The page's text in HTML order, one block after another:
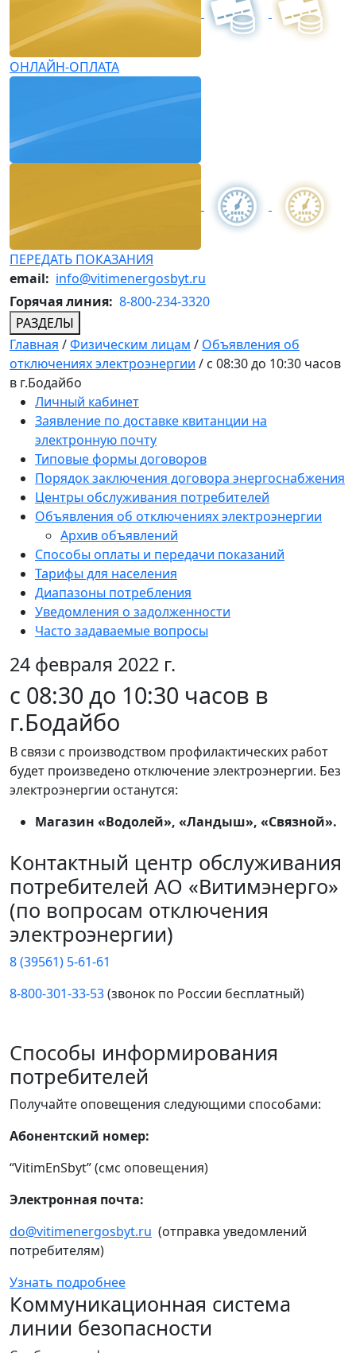
ОНЛАЙН-ОПЛАТА
ПЕРЕДАТЬ ПОКАЗАНИЯ
email: info@vitimenergosbyt.ru
Горячая линия: 8-800-234-3320
РАЗДЕЛЫ
Главная /Физическим лицам / Объявления об
отключениях электроэнергии / c 08:30 до 10:30 часов
в г.Бодайбо
Личный кабинет
Заявление по доставке квитанции на
электронную почту
Типовые формы договоров
Порядок заключения договора энергоснабжения
Центры обслуживания потребителей
Объявления об отключениях электроэнергии
Архив объявлений
Способы оплаты и передачи показаний
Тарифы для населения
Диапазоны потребления
Уведомления о задолженности
Часто задаваемые вопросы
24 февраля 2022 г.
c 08:30 до 10:30 часов в
г.Бодайбо
В связи с производством профилактических работ
будет произведено отключение электроэнергии. Без
электроэнергии останутся:
Магазин «Водолей», «Ландыш», «Связной».
Контактный центр обслуживания
потребителей АО «Витимэнерго»
(по вопросам отключения
электроэнергии)
8 (39561) 5-61-61
8-800-301-33-53(звонок по России бесплатный)
Способы информирования
потребителей
Получайте оповещения следующими способами:
Абонентский номер:
“VitimEnSbyt” (смс оповещения)
Электронная почта:
do@vitimenergosbyt.ru (отправка уведомлений
потребителям)
Узнать подробнее
Коммуникационная система
линии безопасности